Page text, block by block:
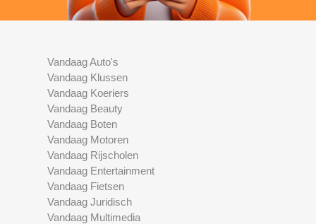
Vandaag Auto's
Vandaag Klussen
Vandaag Koeriers
Vandaag Beauty
Vandaag Boten
Vandaag Motoren
Vandaag Rijscholen
Vandaag Entertainment
Vandaag Fietsen
Vandaag Juridisch
Vandaag Multimedia